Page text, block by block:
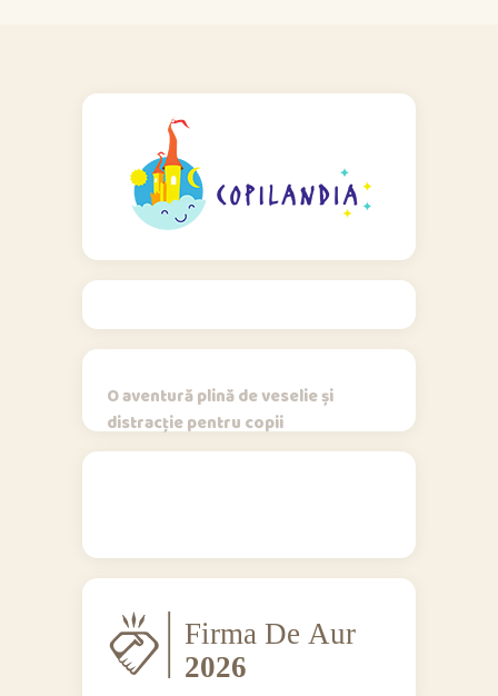
O aventură plină de veselie și
distracție pentru copii